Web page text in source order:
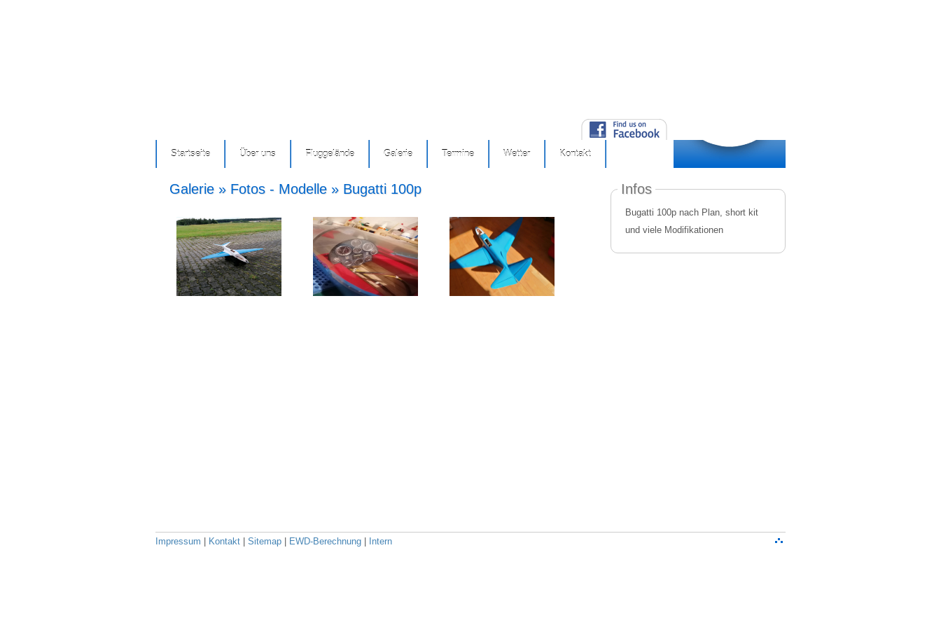
Startseite Über uns Fluggelände Galerie Termine Wetter Kontakt
Galerie » Fotos - Modelle » Bugatti 100p Infos
Bugatti 100p nach Plan, short kit
und viele Modifikationen
Impressum Kontakt Sitemap EWD-Berechnung Intern